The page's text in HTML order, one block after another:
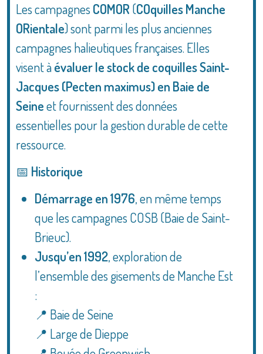
Les campagnes COMOR (COquilles Manche
ORientale) sont parmi les plus anciennes
campagnes halieutiques françaises. Elles
visent àévaluer le stock de coquilles Saint-
Jacques (Pecten maximus) en Baie de
Seineet fournissent des données
essentielles pour la gestion durable de cette
ressource.
📅 Historique
Démarrage en 1976, en même temps
que les campagnes COSB (Baie de Saint-
Brieuc).
Jusqu’en 1992, exploration de
l’ensemble des gisements de Manche Est
:
📍 Baie de Seine
📍 Large de Dieppe